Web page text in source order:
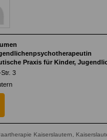
Praxis für Kinder,
3
Kaiserslautern,